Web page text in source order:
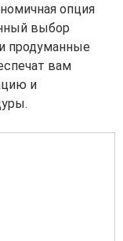
опция
выбор
продуманные
вам
и